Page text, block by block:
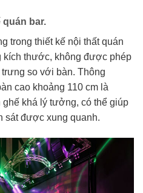
quán bar.
trong thiết kế nội thất quán
kích thước, không được phép
so với bàn. Thông
cao khoảng 110 cm là
khá lý tưởng, có thể giúp
sát được xung quanh.